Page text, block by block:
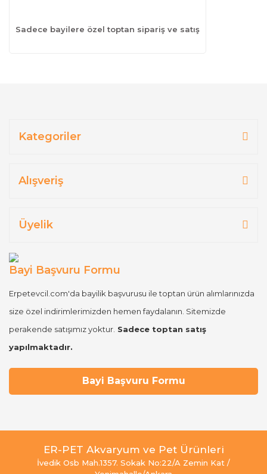
Sadece bayilere özel toptan sipariş ve satış
Kategoriler
Alışveriş
Üyelik
Bayi Başvuru Formu
Erpetevcil.com'da bayilik başvurusu ile toptan ürün alımlarınızda
size özel indirimlerimizden hemen faydalanın. Sitemizde
perakende satışımız yoktur. Sadece toptan satış
yapılmaktadır.
Bayi Başvuru Formu
ER-PET Akvaryum ve Pet Ürünleri
İvedik Osb Mah.1357. Sokak No:22/A Zemin Kat /